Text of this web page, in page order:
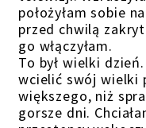
położyłam sobie
przed chwilą
go włączyłam.
To był wielki
wcielić swój wielki
większego, niż
gorsze dni.